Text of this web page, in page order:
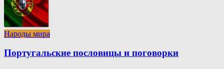
Народы мира
Португальские пословицы и поговорки